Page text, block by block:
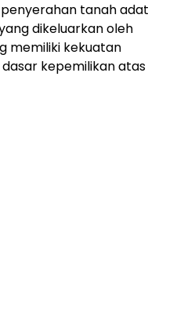
tanah adat
dikeluarkan oleh
memiliki kekuatan
kepemilikan atas